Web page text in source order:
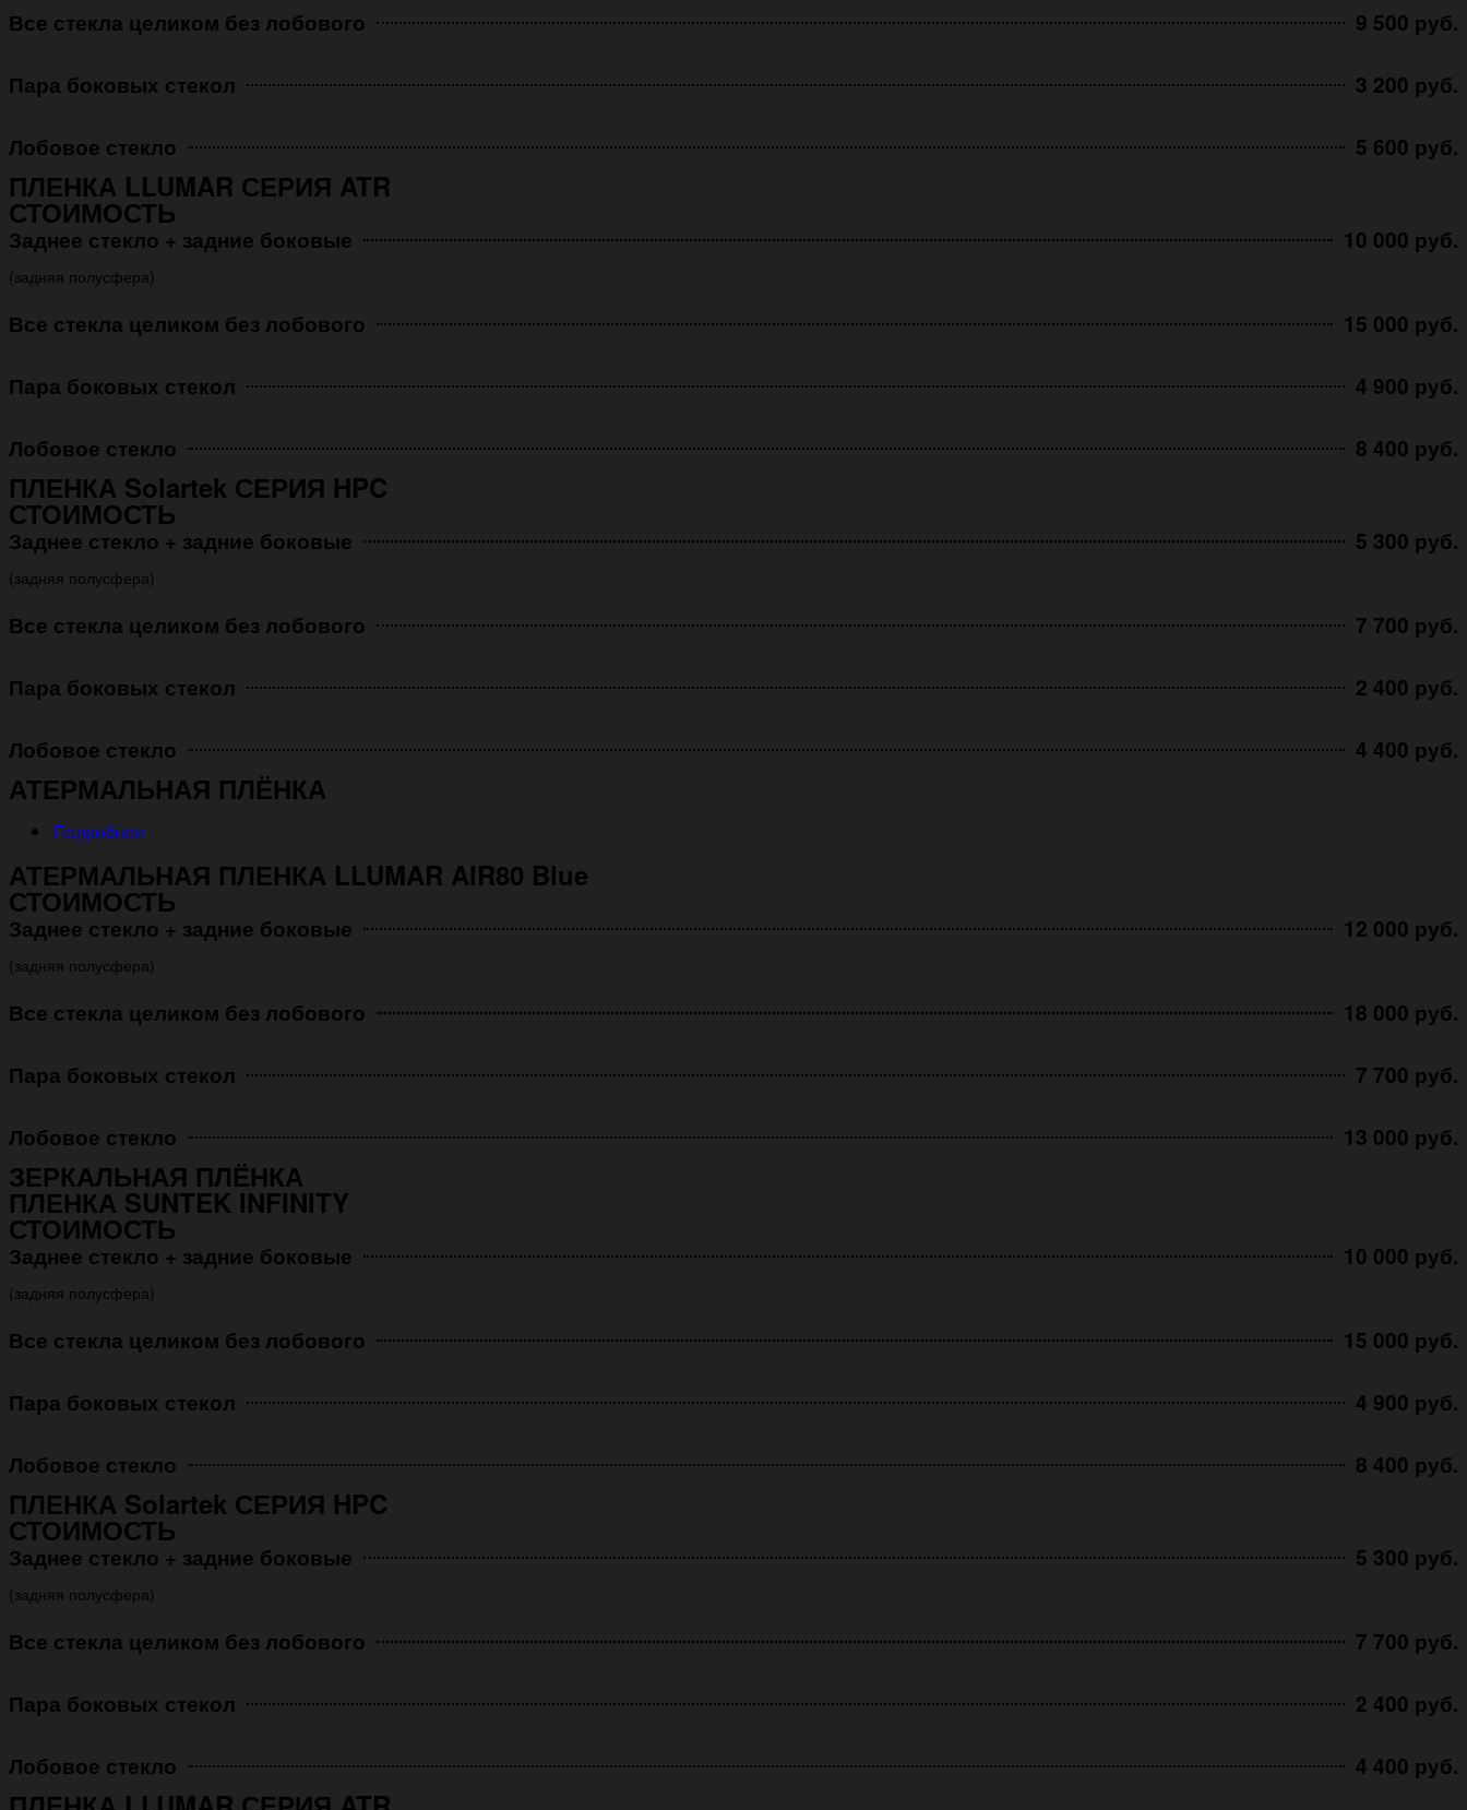
Все стекла целиком без лобового 9 500 руб.
Пара боковых стекол 3 200 руб.
Лобовое стекло 5 600 руб.
ПЛЕНКА LLUMAR СЕРИЯ ATR
СТОИМОСТЬ
Заднее стекло + задние боковые 10 000 руб.
(задняя полусфера)
Все стекла целиком без лобового 15 000 руб.
Пара боковых стекол 4 900 руб.
Лобовое стекло 8 400 руб.
ПЛЕНКА Solartek СЕРИЯ HPC
СТОИМОСТЬ
Заднее стекло + задние боковые 5 300 руб.
(задняя полусфера)
Все стекла целиком без лобового 7 700 руб.
Пара боковых стекол 2 400 руб.
Лобовое стекло 4 400 руб.
АТЕРМАЛЬНАЯ ПЛЁНКА
Подробнее
АТЕРМАЛЬНАЯ ПЛЕНКА LLUMAR AIR80 Blue
СТОИМОСТЬ
Заднее стекло + задние боковые 12 000 руб.
(задняя полусфера)
Все стекла целиком без лобового 18 000 руб.
Пара боковых стекол 7 700 руб.
Лобовое стекло 13 000 руб.
ЗЕРКАЛЬНАЯ ПЛЁНКА
ПЛЕНКА SUNTEK INFINITY
СТОИМОСТЬ
Заднее стекло + задние боковые 10 000 руб.
(задняя полусфера)
Все стекла целиком без лобового 15 000 руб.
Пара боковых стекол 4 900 руб.
Лобовое стекло 8 400 руб.
ПЛЕНКА Solartek СЕРИЯ HPC
СТОИМОСТЬ
Заднее стекло + задние боковые 5 300 руб.
(задняя полусфера)
Все стекла целиком без лобового 7 700 руб.
Пара боковых стекол 2 400 руб.
Лобовое стекло 4 400 руб.